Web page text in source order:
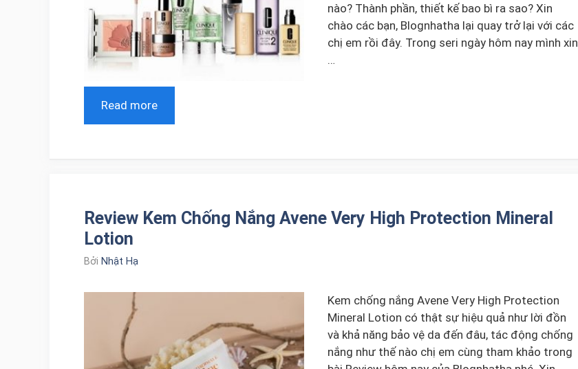
nào? Thành phần, thiết kế bao bì ra sao? Xin
chào các bạn, Blognhatha lại quay trở lại với các
chị em rồi đây. Trong seri ngày hôm nay mình xin
…
Read more
Review Kem Chống Nắng Avene Very High Protection Mineral
Lotion
Bởi Nhật Hạ
Kem chống nắng Avene Very High Protection
Mineral Lotion có thật sự hiệu quả như lời đồn
và khả năng bảo vệ da đến đâu, tác động chống
nắng như thế nào chị em cùng tham khảo trong